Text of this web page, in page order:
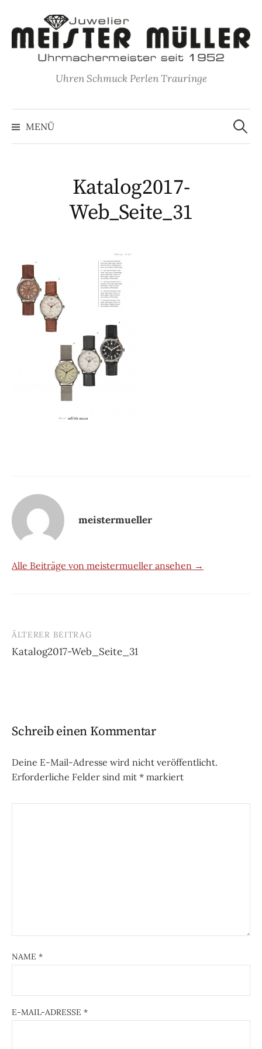
Inhalt
Uhren Schmuck Perlen Trauringe
MENÜ
Suchen
nach:
Katalog2017-
Web_Seite_31
meistermueller
Alle Beiträge von meistermueller ansehen →
Beitrags-
Navigation
ÄLTERER BEITRAG
Katalog2017-Web_Seite_31
Schreib einen Kommentar
Deine E-Mail-Adresse wird nicht veröffentlicht.
Erforderliche Felder sind mit * markiert
NAME *
E-MAIL-ADRESSE *